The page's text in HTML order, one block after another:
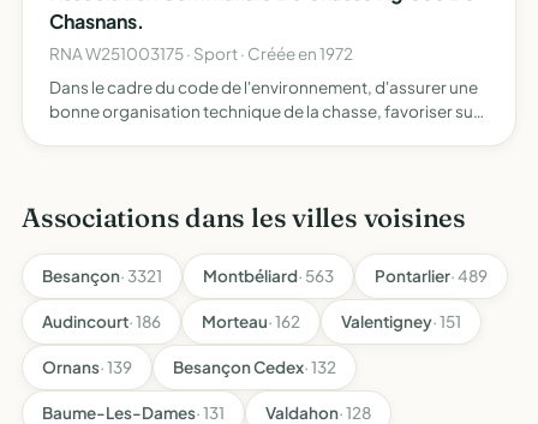
Chasnans.
RNA W251003175 · Sport · Créée en 1972
Dans le cadre du code de l'environnement, d'assurer une
bonne organisation technique de la chasse, favoriser sur
Associations dans les villes voisines
Besançon· 3321 Montbéliard· 563 Pontarlier· 489
Audincourt· 186 Morteau· 162 Valentigney· 151
Ornans· 139 Besançon Cedex· 132
Baume-Les-Dames· 131 Valdahon· 128